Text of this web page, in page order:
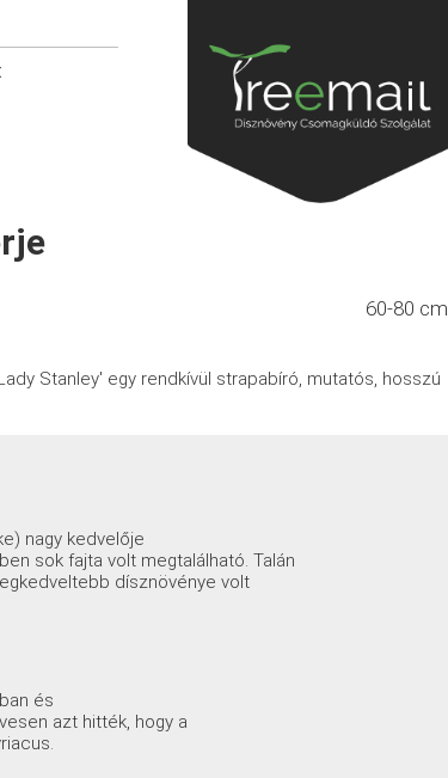
60-80 cm
Stanley' egy rendkívül strapabíró, mutatós, hosszú
nagy kedvelője
sok fajta volt megtalálható. Talán
dísznövénye volt
és
azt hitték, hogy a